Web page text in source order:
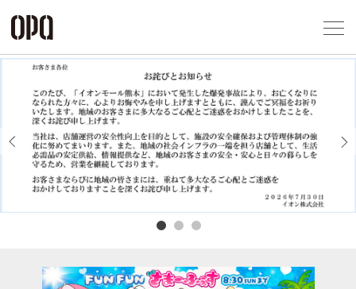
Previous
企業情報
お問い合わせ
プライバシ
ソーシャル